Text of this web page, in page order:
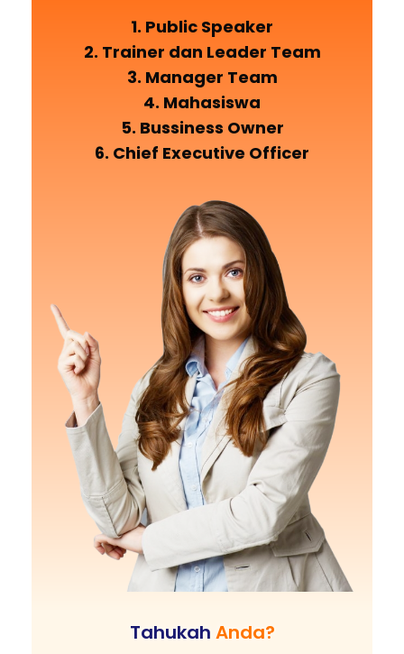
1. Public Speaker
2. Trainer dan Leader Team
3. Manager Team
4. Mahasiswa
5. Bussiness Owner
6. Chief Executive Officer
Tahukah Anda?